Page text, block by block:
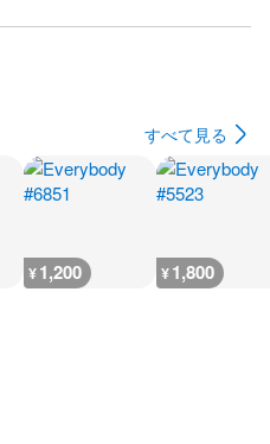
すべて見る
¥1,200 ¥1,800